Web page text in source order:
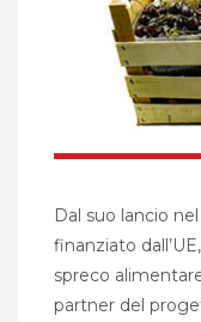
Dal suo lancio
finanziato
spreco
partner del